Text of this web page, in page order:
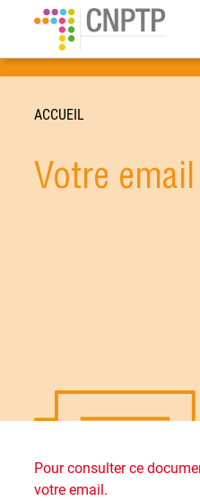
ACCUEIL
Votre email
Pour consulter ce
votre email.